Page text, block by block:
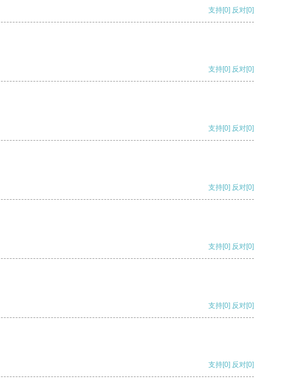
支持[0] 反对[0]
支持[0] 反对[0]
支持[0] 反对[0]
支持[0] 反对[0]
支持[0] 反对[0]
支持[0] 反对[0]
支持[0] 反对[0]